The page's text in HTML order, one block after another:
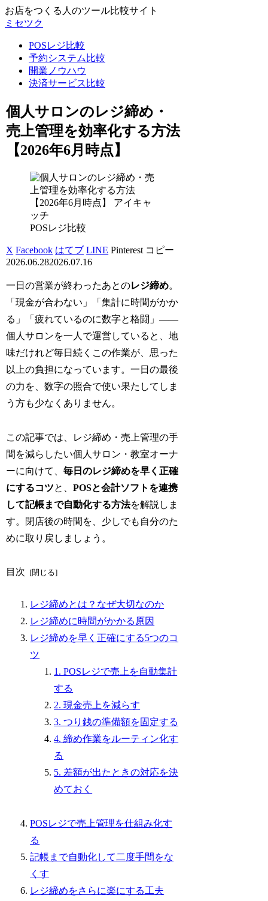
お店をつくる人のツール比較サイト
ミセツク
POSレジ比較
予約システム比較
開業ノウハウ
決済サービス比較
個人サロンのレジ締め・
売上管理を効率化する方法
【2026年6月時点】
POSレジ比較
X Facebook はてブ LINE Pinterest コピー
2026.06.282026.07.16
一日の営業が終わったあとのレジ締め。
「現金が合わない」「集計に時間がかか
る」「疲れているのに数字と格闘」——
個人サロンを一人で運営していると、地
味だけれど毎日続くこの作業が、思った
以上の負担になっています。一日の最後
の力を、数字の照合で使い果たしてしま
う方も少なくありません。
この記事では、レジ締め・売上管理の手
間を減らしたい個人サロン・教室オーナ
ーに向けて、毎日のレジ締めを早く正確
にするコツと、POSと会計ソフトを連携
して記帳まで自動化する方法を解説しま
す。閉店後の時間を、少しでも自分のた
めに取り戻しましょう。
目次
レジ締めとは？なぜ大切なのか
レジ締めに時間がかかる原因
レジ締めを早く正確にする5つのコ
ツ
1. POSレジで売上を自動集計
する
2. 現金売上を減らす
3. つり銭の準備額を固定する
4. 締め作業をルーティン化す
る
5. 差額が出たときの対応を決
めておく
POSレジで売上管理を仕組み化す
る
記帳まで自動化して二度手間をな
くす
レジ締めをさらに楽にする工夫